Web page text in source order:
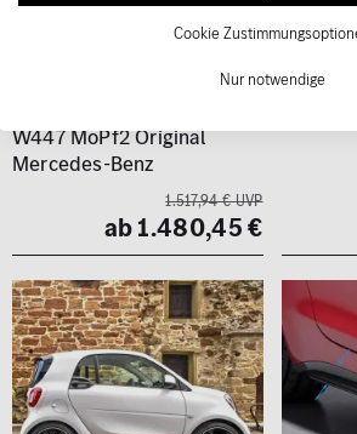
(0)
AMG Line Seitenschweller
W447 MoPf2 Original
Mercedes-Benz
1.517,94 € UVP
ab 1.480,45 €
schwarz
Cookie
Nur notwendige